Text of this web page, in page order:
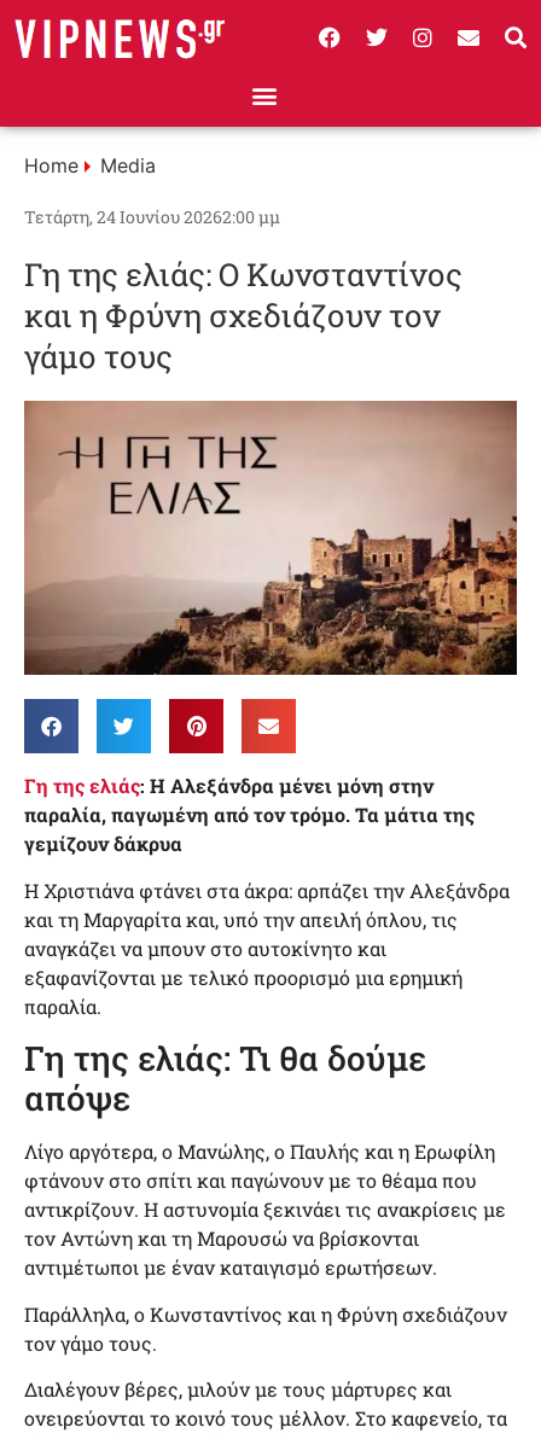
Home Media
Τετάρτη, 24 Ιουνίου 20262:00 μμ
Γη της ελιάς: Ο Κωνσταντίνος
και η Φρύνη σχεδιάζουν τον
γάμο τους
Γη της ελιάς: Η Αλεξάνδρα μένει μόνη στην
παραλία, παγωμένη από τον τρόμο. Τα μάτια της
γεμίζουν δάκρυα
Η Χριστιάνα φτάνει στα άκρα: αρπάζει την Αλεξάνδρα
και τη Μαργαρίτα και, υπό την απειλή όπλου, τις
αναγκάζει να μπουν στο αυτοκίνητο και
εξαφανίζονται με τελικό προορισμό μια ερημική
παραλία.
Γη της ελιάς: Τι θα δούμε
απόψε
Λίγο αργότερα, ο Μανώλης, ο Παυλής και η Ερωφίλη
φτάνουν στο σπίτι και παγώνουν με το θέαμα που
αντικρίζουν. Η αστυνομία ξεκινάει τις ανακρίσεις με
τον Αντώνη και τη Μαρουσώ να βρίσκονται
αντιμέτωποι με έναν καταιγισμό ερωτήσεων.
Παράλληλα, o Κωνσταντίνος και η Φρύνη σχεδιάζουν
τον γάμο τους.
Διαλέγουν βέρες, μιλούν με τους μάρτυρες και
ονειρεύονται το κοινό τους μέλλον. Στο καφενείο, τα